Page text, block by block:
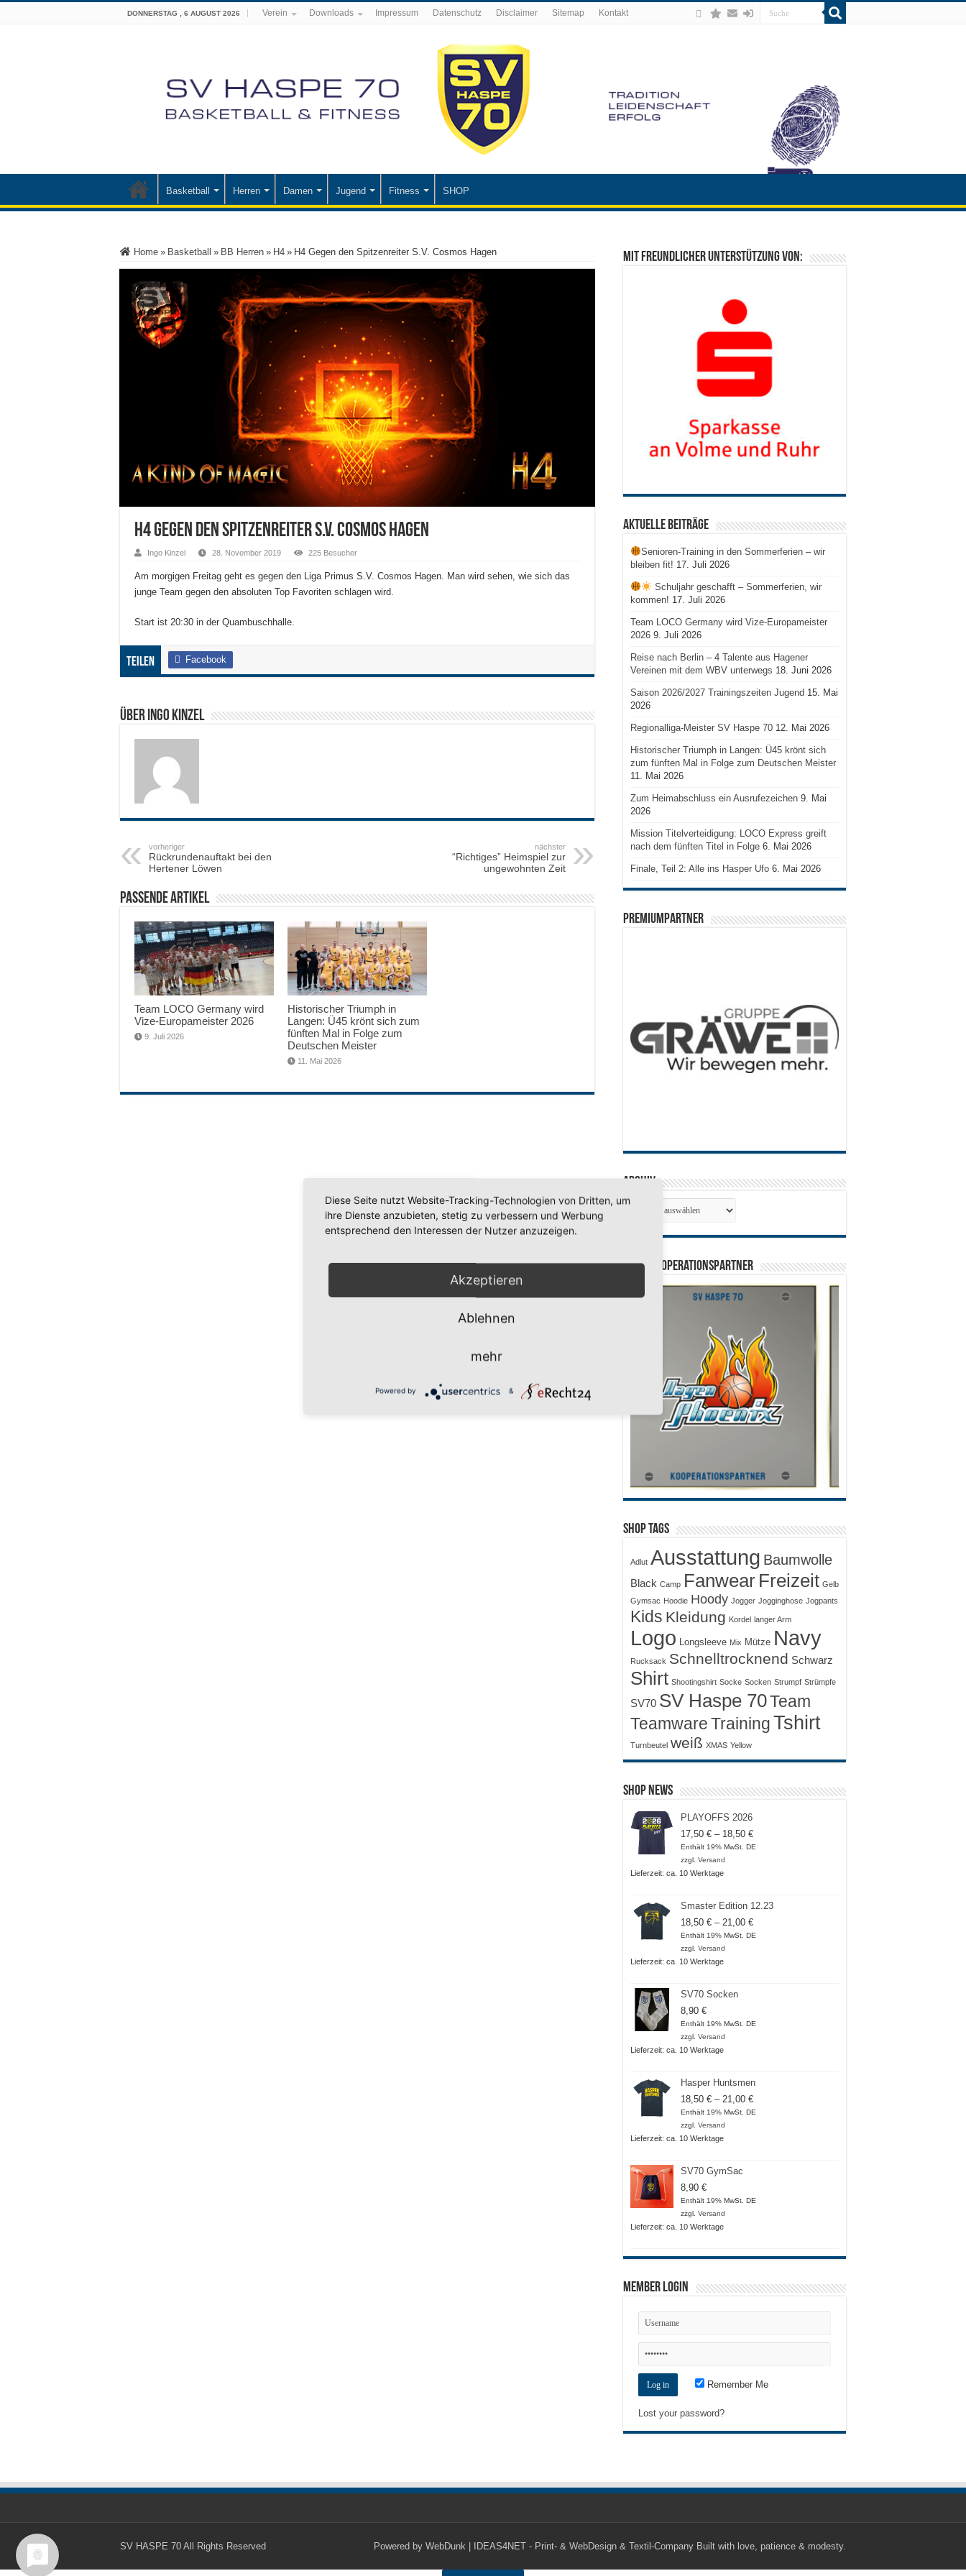
DONNERSTAG , 6 AUGUST 2026 Verein Downloads Impressum Datenschutz Disclaimer Sitemap Kontakt
Basketball Herren Damen Jugend Fitness SHOP
Home » Basketball » BB Herren » H4 » H4 Gegen den Spitzenreiter S.V. Cosmos Hagen
H4 Gegen den Spitzenreiter S.V. Cosmos Hagen
Ingo Kinzel 28. November 2019 225 Besucher
Am morgigen Freitag geht es gegen den Liga Primus S.V. Cosmos Hagen. Man wird sehen, wie sich das
junge Team gegen den absoluten Top Favoriten schlagen wird.
Start ist 20:30 in der Quambuschhalle.
Teilen Facebook
Über Ingo Kinzel
vorheriger
Rückrundenauftakt bei den
Hertener Löwen
nächster
“Richtiges” Heimspiel zur
ungewohnten Zeit
Passende Artikel
Team LOCO Germany wird
Vize-Europameister 2026
9. Juli 2026
Historischer Triumph in
Langen: Ü45 krönt sich zum
fünften Mal in Folge zum
Deutschen Meister
11. Mai 2026
Mit freundlicher Unterstützung von:
Aktuelle Beiträge
Senioren-Training in den Sommerferien – wir
bleiben fit! 17. Juli 2026
Schuljahr geschafft – Sommerferien, wir
kommen! 17. Juli 2026
Team LOCO Germany wird Vize-Europameister
2026 9. Juli 2026
Reise nach Berlin – 4 Talente aus Hagener
Vereinen mit dem WBV unterwegs 18. Juni 2026
Saison 2026/2027 Trainingszeiten Jugend 15. Mai
2026
Regionalliga-Meister SV Haspe 70 12. Mai 2026
Historischer Triumph in Langen: Ü45 krönt sich
zum fünften Mal in Folge zum Deutschen Meister
11. Mai 2026
Zum Heimabschluss ein Ausrufezeichen 9. Mai
2026
Mission Titelverteidigung: LOCO Express greift
nach dem fünften Titel in Folge 6. Mai 2026
Finale, Teil 2: Alle ins Hasper Ufo 6. Mai 2026
PREMIUMPARTNER
Archiv
SV 70 Kooperationspartner
Shop Tags
Adlut Ausstattung Baumwolle
Black Camp Fanwear Freizeit Gelb
Gymsac Hoodie Hoody Jogger Jogginghose Jogpants
Kids Kleidung Kordel langer Arm
Logo Longsleeve Mix Mütze Navy
Rucksack Schnelltrocknend Schwarz
Shirt Shootingshirt Socke Socken Strumpf Strümpfe
SV70 SV Haspe 70Team
Teamware TrainingTshirt
Turnbeutel weiß XMAS Yellow
Shop News
PLAYOFFS 2026
17,50 € – 18,50 €Preisspanne:
17,50 €
Enthält 19% MwSt. DE
zzgl. Versand
Lieferzeit: ca. 10 Werktage
Smaster Edition 12.23
18,50 € – 21,00 €Preisspanne:
18,50 €
Enthält 19% MwSt. DE
zzgl. Versand
Lieferzeit: ca. 10 Werktage
SV70 Socken
8,90 €
Enthält 19% MwSt. DE
zzgl. Versand
Lieferzeit: ca. 10 Werktage
Hasper Huntsmen
18,50 € – 21,00 €Preisspanne:
18,50 €
Enthält 19% MwSt. DE
zzgl. Versand
Lieferzeit: ca. 10 Werktage
SV70 GymSac
8,90 €
Enthält 19% MwSt. DE
zzgl. Versand
Lieferzeit: ca. 10 Werktage
Member Login
Remember Me
Lost your password?
Powered by WebDunk | IDEAS4NET - Print- & WebDesign & Textil-Company Built with love, patience & modesty.
SV HASPE 70 All Rights Reserved
Diese Seite nutzt Website-Tracking-Technologien von Dritten, um
ihre Dienste anzubieten, stetig zu verbessern und Werbung
entsprechend den Interessen der Nutzer anzuzeigen.
Akzeptieren
Ablehnen
mehr
Powered by &